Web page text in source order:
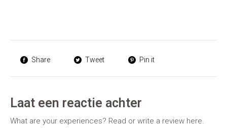
Share Tweet Pin it
Laat een reactie achter
What are your experiences? Read or write a review here.